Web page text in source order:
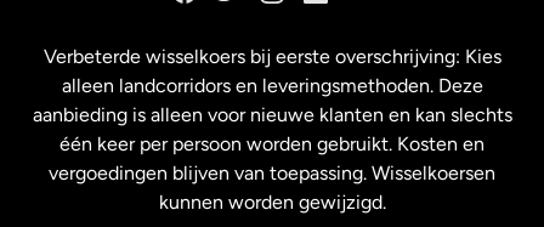
Maleisië
Nederland
Verbeterde wisselkoers bij eerste overschrijving: Kies
alleen landcorridors en leveringsmethoden. Deze
aanbieding is alleen voor nieuwe klanten en kan slechts
één keer per persoon worden gebruikt. Kosten en
vergoedingen blijven van toepassing. Wisselkoersen
kunnen worden gewijzigd.